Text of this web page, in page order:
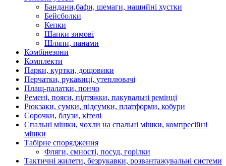
Бандани,бафи, шемаги, нашийні хустки
Бейсболки
Кепки
Шапки зимові
Шляпи, панами
Комбінезони
Комплекти
Парки, куртки, дощовики
Перчатки, рукавиці, утеплювачі
Плащ-палатки, пончо
Ремені, пояси, підтяжки, пакувальні ремінці
Рюкзаки, сумки, підсумки, платформи, кобури
Сорочки, блузи, кітелі
Спальні мішки, чохли на спальні мішки, компресійні
мішки
Табірне спорядження
Фляги, ємності, посуд, горілки
Тактичні жилети, безрукавки, розвантажувальні системи